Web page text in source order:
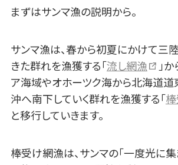
まずはサンマ漁の説明から。
サンマ漁は、春から初夏にかけて三
きた群れを漁獲する「流し網漁
」
ア海域やオホーツク海から北海道道
沖へ南下していく群れを漁獲する「
と移行していきます。
棒受け網漁は、サンマの「一度光に